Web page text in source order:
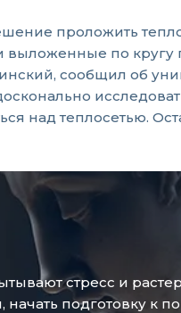
проложить
выложенные по
сообщил об
над теплосетью.
стресс и
подготовку к